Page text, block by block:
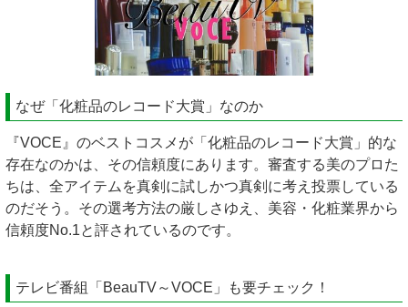
なぜ「化粧品のレコード大賞」なのか
『VOCE』のベストコスメが「化粧品のレコード大賞」的な
存在なのかは、その信頼度にあります。審査する美のプロた
ちは、全アイテムを真剣に試しかつ真剣に考え投票している
のだそう。その選考方法の厳しさゆえ、美容・化粧業界から
信頼度No.1と評されているのです。
テレビ番組「BeauTV～VOCE」も要チェック！